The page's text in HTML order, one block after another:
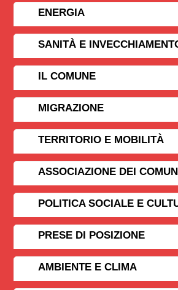
ENERGIA
SANITÀ E
IL COMUNE
MIGRAZIONE
TERRITORIO E MOBILITÀ
ASSOCIAZIONE DEI
POLITICA SOCIALE E
PRESE DI POSIZIONE
AMBIENTE E CLIMA